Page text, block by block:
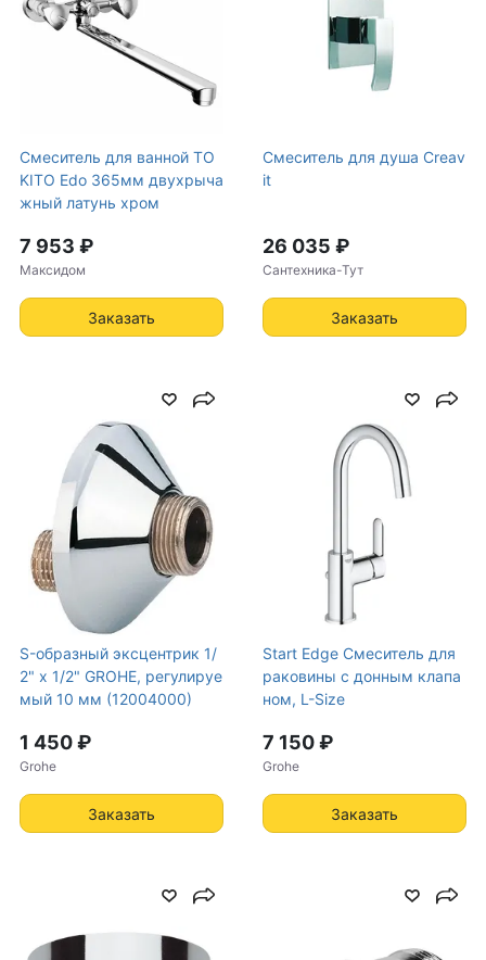
Cмеситель для ванной TO
KITO Edo 365мм двухрыча
жный латунь хром
7 953 ₽
Максидом
Заказать
Cмеситель для душа Creav
it
26 035 ₽
Сантехника-Тут
Заказать
S-образный эксцентрик 1/
2" x 1/2" GROHE, регулируе
мый 10 мм (12004000)
1 450 ₽
Grohe
Заказать
Start Edge Смеситель для
раковины с донным клапа
ном, L-Size
7 150 ₽
Grohe
Заказать